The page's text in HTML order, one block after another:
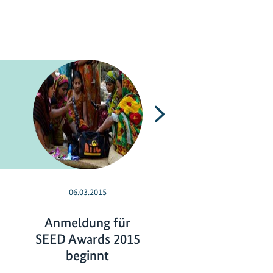
06.03.2015
Anmeldung für
SEED Awards 2015
beginnt
Nächste